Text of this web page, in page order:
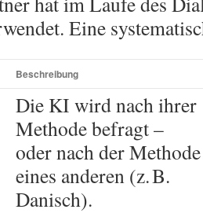
Eine
Beschreibung
Die KI wird nach ihrer
Methode befragt –
oder nach der Methode
eines anderen (z. B.
Danisch).